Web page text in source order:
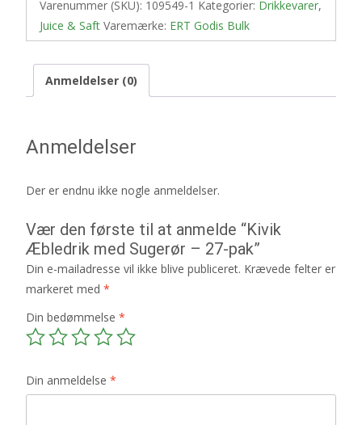
Varenummer (SKU): 109549-1 Kategorier: Drikkevarer,
Juice & Saft Varemærke: ERT Godis Bulk
Anmeldelser (0)
Anmeldelser
Der er endnu ikke nogle anmeldelser.
Vær den første til at anmelde “Kivik
Æbledrik med Sugerør – 27-pak”
Din e-mailadresse vil ikke blive publiceret. Krævede felter er
markeret med *
Din bedømmelse *
Din anmeldelse *